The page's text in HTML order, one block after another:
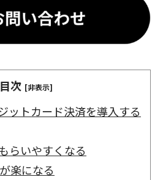
目次 [非表示]
ットカード決済を導入する
らいやすくなる
楽になる